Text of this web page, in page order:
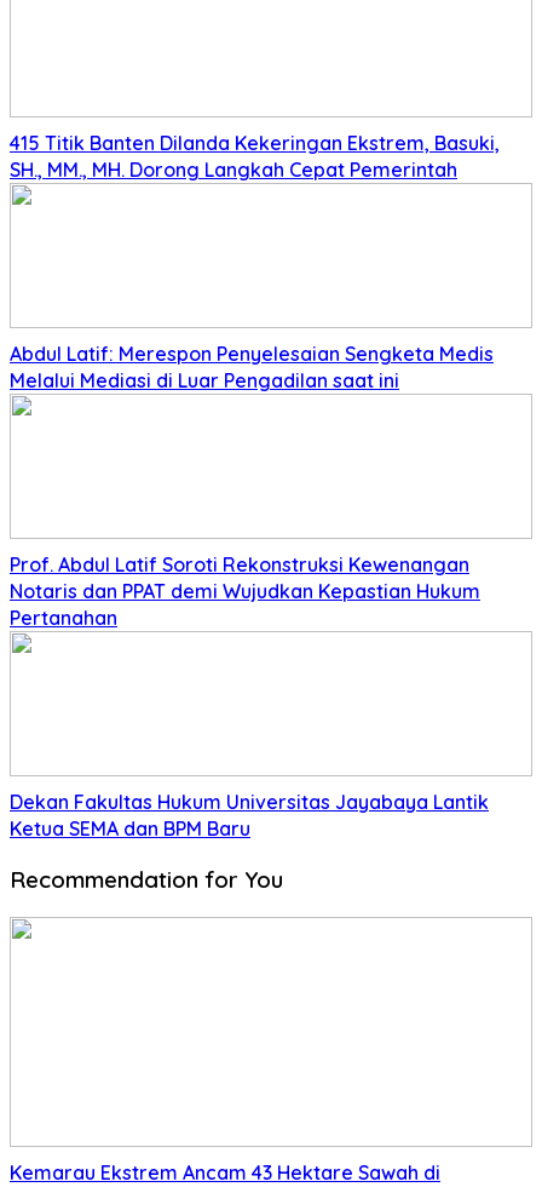
415 Titik Banten Dilanda Kekeringan Ekstrem, Basuki,
SH., MM., MH. Dorong Langkah Cepat Pemerintah
Abdul Latif: Merespon Penyelesaian Sengketa Medis
Melalui Mediasi di Luar Pengadilan saat ini
Prof. Abdul Latif Soroti Rekonstruksi Kewenangan
Notaris dan PPAT demi Wujudkan Kepastian Hukum
Pertanahan
Dekan Fakultas Hukum Universitas Jayabaya Lantik
Ketua SEMA dan BPM Baru
Recommendation for You
Kemarau Ekstrem Ancam 43 Hektare Sawah di